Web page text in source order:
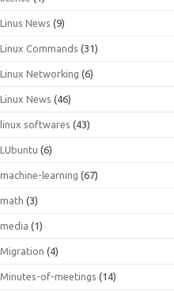
Linus News (9)
Linux Commands (31)
Linux Networking (6)
Linux News (46)
linux softwares (43)
LUbuntu (6)
machine-learning (67)
math (3)
media (1)
Migration (4)
Minutes-of-meetings (14)